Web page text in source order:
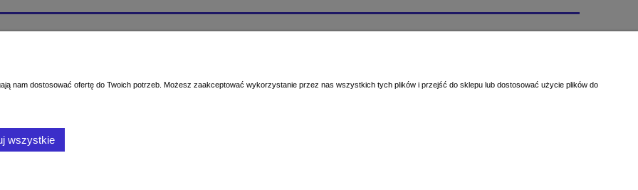
- sprawdzenie dokładnej
Moje zamówienia
Blog
nam dostosować ofertę do Twoich potrzeb. Możesz zaakceptować wykorzystanie przez nas wszystkich tych plików i przejść do sklepu lub dostosować użycie plików do
wszystkie